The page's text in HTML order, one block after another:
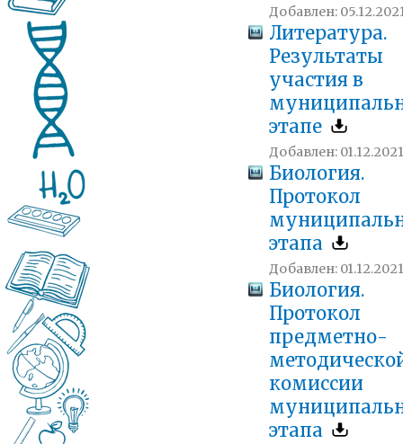
Добавлен:
Литература.
Результаты
участия в
этапе
Добавлен:
Биология.
Протокол
этапа
Добавлен:
Биология.
Протокол
предметно-
комиссии
этапа